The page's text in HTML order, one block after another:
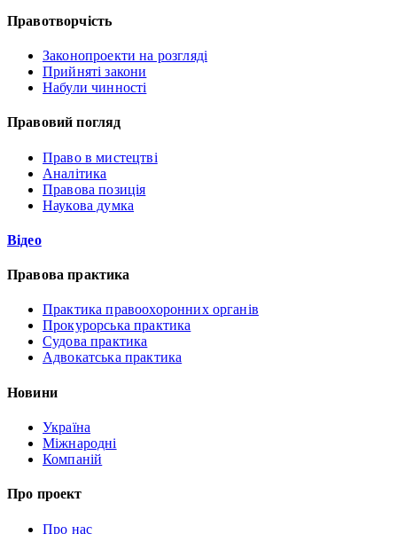
Правотворчість
Законопроекти на розгляді
Прийняті закони
Набули чинності
Правовий погляд
Право в мистецтві
Аналітика
Правова позиція
Наукова думка
Відео
Правова практика
Практика правоохоронних органів
Прокурорська практика
Судова практика
Адвокатська практика
Новини
Україна
Міжнародні
Компаній
Про проект
Про нас